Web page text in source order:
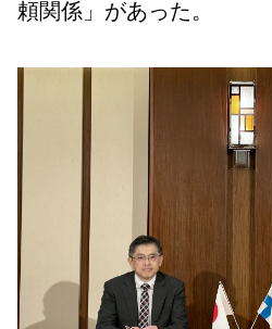
頼関係」があった。